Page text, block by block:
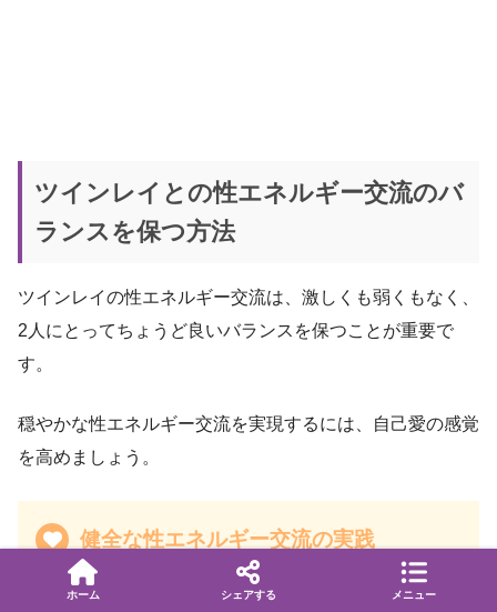
ツインレイとの性エネルギー交流のバ
ランスを保つ方法
ツインレイの性エネルギー交流は、激しくも弱くもなく、
2人にとってちょうど良いバランスを保つことが重要で
す。
穏やかな性エネルギー交流を実現するには、自己愛の感覚
を高めましょう。
健全な性エネルギー交流の実践
自己統合を進めて自分を愛する感覚を養う
ホーム シェアする メニュー